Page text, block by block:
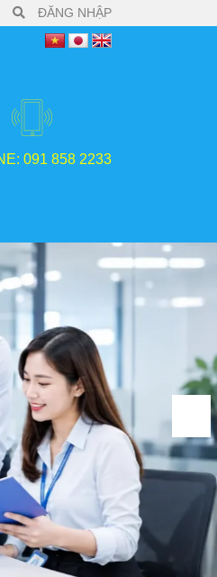
ĐĂNG NHẬP
091 858 2233